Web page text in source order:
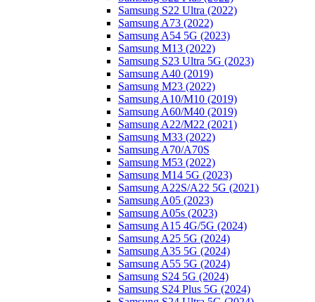
Samsung S22 Ultra (2022)
Samsung A73 (2022)
Samsung A54 5G (2023)
Samsung M13 (2022)
Samsung S23 Ultra 5G (2023)
Samsung A40 (2019)
Samsung M23 (2022)
Samsung A10/M10 (2019)
Samsung A60/M40 (2019)
Samsung A22/M22 (2021)
Samsung M33 (2022)
Samsung A70/A70S
Samsung M53 (2022)
Samsung M14 5G (2023)
Samsung A22S/A22 5G (2021)
Samsung A05 (2023)
Samsung A05s (2023)
Samsung A15 4G/5G (2024)
Samsung A25 5G (2024)
Samsung A35 5G (2024)
Samsung A55 5G (2024)
Samsung S24 5G (2024)
Samsung S24 Plus 5G (2024)